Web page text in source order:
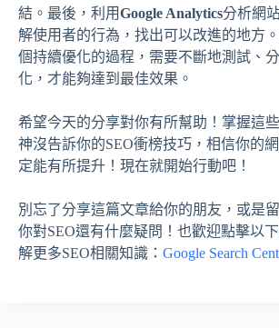
結。最後，利用Google Analytics分析網
解使用者的行為，找出可以改進的地方
個持續優化的過程，需要不斷地測試、
化，才能夠達到最佳效果。
希望今天的分享對你有所幫助！掌握這
神沒告訴你的SEO衝榜技巧，相信你的
定能有所提升！現在就開始行動吧！
別忘了分享這篇文章給你的朋友，或是
你對SEO還有什麼疑問！也歡迎點擊以
解更多SEO相關知識： Google Search